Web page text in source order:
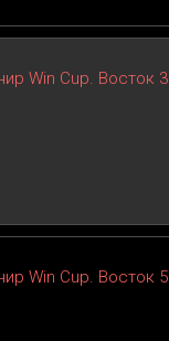
Win Cup. Восток 3
Win Cup. Восток 5